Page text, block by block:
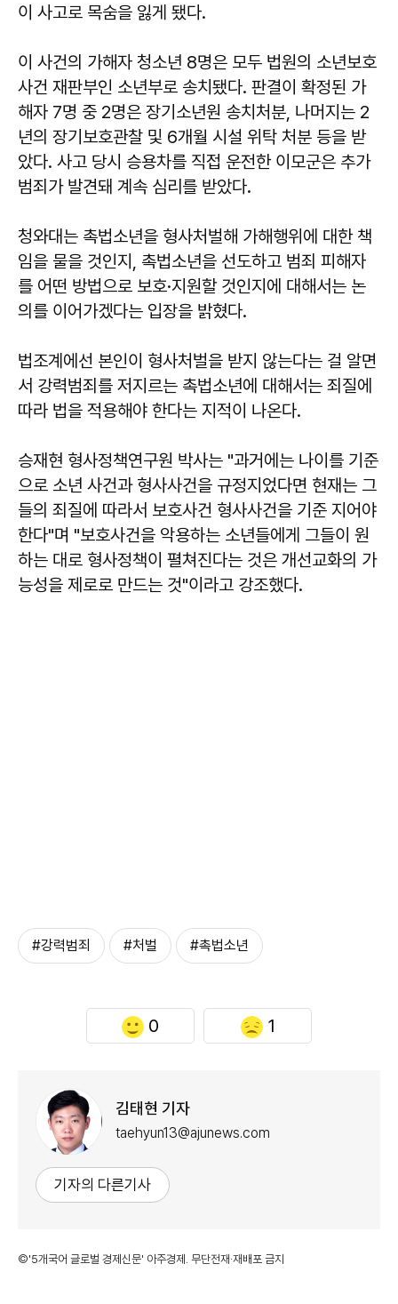
이 사고로 목숨을 잃게 됐다.
이 사건의 가해자 청소년 8명은 모두 법원의 소년보호
사건 재판부인 소년부로 송치됐다. 판결이 확정된 가
해자 7명 중 2명은 장기소년원 송치처분, 나머지는 2
년의 장기보호관찰 및 6개월 시설 위탁 처분 등을 받
았다. 사고 당시 승용차를 직접 운전한 이모군은 추가
범죄가 발견돼 계속 심리를 받았다.
청와대는 촉법소년을 형사처벌해 가해행위에 대한 책
임을 물을 것인지, 촉법소년을 선도하고 범죄 피해자
를 어떤 방법으로 보호·지원할 것인지에 대해서는 논
의를 이어가겠다는 입장을 밝혔다.
법조계에선 본인이 형사처벌을 받지 않는다는 걸 알면
서 강력범죄를 저지르는 촉법소년에 대해서는 죄질에
따라 법을 적용해야 한다는 지적이 나온다.
승재현 형사정책연구원 박사는 "과거에는 나이를 기준
으로 소년 사건과 형사사건을 규정지었다면 현재는 그
들의 죄질에 따라서 보호사건 형사사건을 기준 지어야
한다"며 "보호사건을 악용하는 소년들에게 그들이 원
하는 대로 형사정책이 펼쳐진다는 것은 개선교화의 가
능성을 제로로 만드는 것"이라고 강조했다.
#강력범죄 #처벌 #촉법소년
0 1
김태현 기자
taehyun13@ajunews.com
기자의 다른기사
©'5개국어 글로벌 경제신문' 아주경제. 무단전재·재배포 금지